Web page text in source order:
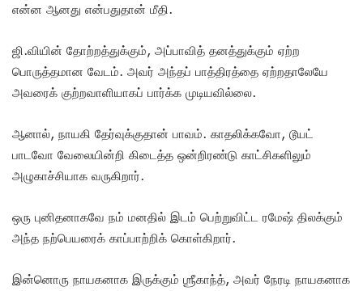
என்ன ஆனது என்பதுதான் மீதி.
ஜி.வியின் தோற்றத்துக்கும், அப்பாவித் தனத்துக்கும் ஏற்ற
பொருத்தமான வேடம். அவர் அந்தப் பாத்திரத்தை ஏற்றதாலேயே
அவரைக் குற்றவாளியாகப் பார்க்க முடியவில்லை.
ஆனால், நாயகி தேர்வுக்குதான் பாவம். காதலிக்கவோ, டூயட்
பாடவோ வேலையின்றி கிடைத்த ஒன்றிரண்டு காட்சிகளிலும்
அழுகாச்சியாக வருகிறார்.
ஒரு புனிதனாகவே நம் மனதில் இடம் பெற்றுவிட்ட ரமேஷ் திலக்கும்
அந்த நற்பெயரைக் காப்பாற்றிக் கொள்கிறார்.
இன்னொரு நாயகனாக இருக்கும் ஶ்ரீகாந்த், அவர் நேரடி நாயகனாக